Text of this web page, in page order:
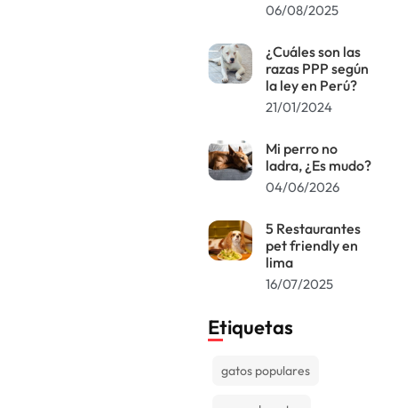
06/08/2025
¿Cuáles son las
razas PPP según
la ley en Perú?
21/01/2024
Mi perro no
ladra, ¿Es mudo?
04/06/2026
5 Restaurantes
pet friendly en
lima
16/07/2025
Etiquetas
gatos populares